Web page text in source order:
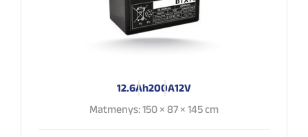
12.6Ah200A12V
Matmenys: 150 × 87 × 145 cm